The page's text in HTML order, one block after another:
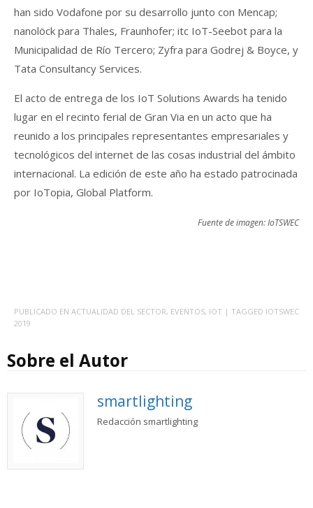
han sido Vodafone por su desarrollo junto con Mencap;
nanolöck para Thales, Fraunhofer; itc IoT-Seebot para la
Municipalidad de Río Tercero; Zyfra para Godrej & Boyce, y
Tata Consultancy Services.
El acto de entrega de los IoT Solutions Awards ha tenido
lugar en el recinto ferial de Gran Via en un acto que ha
reunido a los principales representantes empresariales y
tecnológicos del internet de las cosas industrial del ámbito
internacional. La edición de este año ha estado patrocinada
por IoTopia, Global Platform.
Fuente de imagen: IoTSWEC
PUBLICADO EN ACTUALIDAD DEL SECTOR, EVENTOS, IOT | TAGGED IOTSWEC
2019
Sobre el Autor
smartlighting
Redacción smartlighting